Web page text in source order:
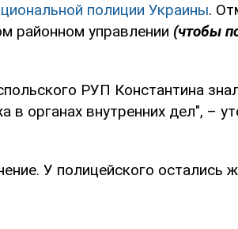
полиции Украины.
районном управлении (чтобы
РУП Константина
в органах внутренних дел", –
У полицейского остались